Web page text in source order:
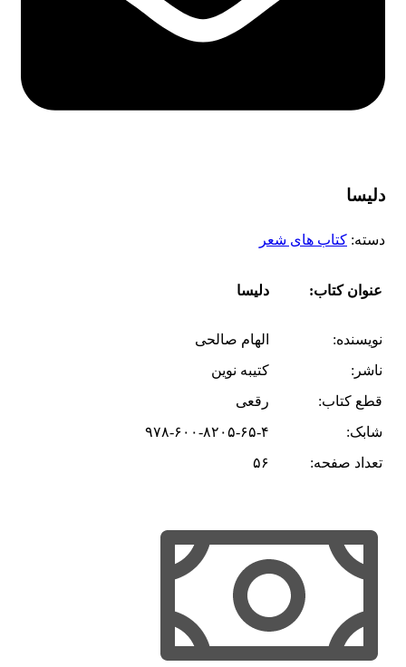
دلیسا
دسته: کتاب های شعر
عنوان کتاب: دلیسا
نویسنده:
الهام صالحی
ناشر:
کتیبه نوین
قطع کتاب:
رقعی
شابک:
۹۷۸-۶۰۰-۸۲۰۵-۶۵-۴
تعداد صفحه:
۵۶